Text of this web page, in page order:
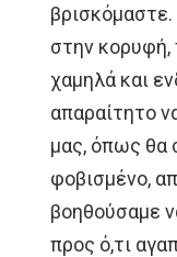
βρισκόμαστε.
στην κορυφή,
χαμηλά και
απαραίτητο
μας, όπως θα
φοβισμένο,
βοηθούσαμε
προς ό,τι